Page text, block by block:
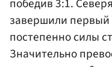
победив 3:1.
завершили первый
постепенно силы
Значительно